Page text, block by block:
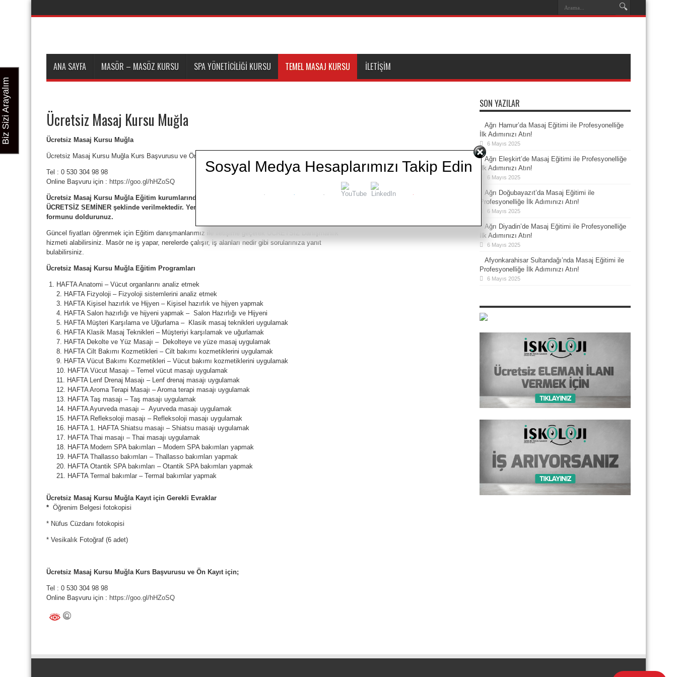
ANA SAYFA MASÖR – MASÖZ KURSU SPA YÖNETICILIĞI KURSU TEMEL MASAJ KURSU İLETIŞIM
Ücretsiz Masaj Kursu Muğla
Ücretsiz Masaj Kursu Muğla
Ücretsiz Masaj Kursu Muğla Kurs Başvurusu ve Ön Kayıt için;
Tel : 0 530 304 98 98
Online Başvuru için : https://goo.gl/hHZoSQ
Ücretsiz Masaj Kursu Muğla Eğitim kurumlarında dönem dönem tanıtım için eğitim kurumlarında
ÜCRETSİZ SEMİNER şeklinde verilmektedir. Yeni masaj teknikleri ve eğitim kurumları için iletişim
formunu doldurunuz.
Güncel fiyatları öğrenmek için Eğitim danışmanlarımız ile iletişime geçerek ÜCRETSİZ Danışmanlık
hizmeti alabilirsiniz. Masör ne iş yapar, nerelerde çalışır, iş alanları nedir gibi sorularınıza yanıt
bulabilirsiniz.
Ücretsiz Masaj Kursu Muğla Eğitim Programları
HAFTA Anatomi – Vücut organlarını analiz etmek
2. HAFTA Fizyoloji – Fizyoloji sistemlerini analiz etmek
3. HAFTA Kişisel hazırlık ve Hijyen – Kişisel hazırlık ve hijyen yapmak
4. HAFTA Salon hazırlığı ve hijyeni yapmak – Salon Hazırlığı ve Hijyeni
5. HAFTA Müşteri Karşılama ve Uğurlama – Klasik masaj teknikleri uygulamak
6. HAFTA Klasik Masaj Teknikleri – Müşteriyi karşılamak ve uğurlamak
7. HAFTA Dekolte ve Yüz Masajı – Dekolteye ve yüze masaj uygulamak
8. HAFTA Cilt Bakımı Kozmetikleri – Cilt bakımı kozmetiklerini uygulamak
9. HAFTA Vücut Bakımı Kozmetikleri – Vücut bakımı kozmetiklerini uygulamak
10. HAFTA Vücut Masajı – Temel vücut masajı uygulamak
11. HAFTA Lenf Drenaj Masajı – Lenf drenaj masajı uygulamak
12. HAFTA Aroma Terapi Masajı – Aroma terapi masajı uygulamak
13. HAFTA Taş masajı – Taş masajı uygulamak
14. HAFTA Ayurveda masajı – Ayurveda masajı uygulamak
15. HAFTA Refleksoloji masajı – Refleksoloji masajı uygulamak
16. HAFTA 1. HAFTA Shiatsu masajı – Shiatsu masajı uygulamak
17. HAFTA Thai masajı – Thai masajı uygulamak
18. HAFTA Modern SPA bakımları – Modern SPA bakımları yapmak
19. HAFTA Thallasso bakımları – Thallasso bakımları yapmak
20. HAFTA Otantik SPA bakımları – Otantik SPA bakımları yapmak
21. HAFTA Termal bakımlar – Termal bakımlar yapmak
Ücretsiz Masaj Kursu Muğla Kayıt için Gerekli Evraklar
* Öğrenim Belgesi fotokopisi
* Nüfus Cüzdanı fotokopisi
* Vesikalık Fotoğraf (6 adet)
Ücretsiz Masaj Kursu Muğla Kurs Başvurusu ve Ön Kayıt için;
Tel : 0 530 304 98 98
Online Başvuru için : https://goo.gl/hHZoSQ
SON YAZILAR
Ağrı Hamur’da Masaj Eğitimi ile Profesyonelliğe
İlk Adımınızı Atın!
6 Mayıs 2025
Ağrı Eleşkirt’de Masaj Eğitimi ile Profesyonelliğe
İlk Adımınızı Atın!
6 Mayıs 2025
Ağrı Doğubayazıt’da Masaj Eğitimi ile
Profesyonelliğe İlk Adımınızı Atın!
6 Mayıs 2025
Ağrı Diyadin’de Masaj Eğitimi ile Profesyonelliğe
İlk Adımınızı Atın!
6 Mayıs 2025
Afyonkarahisar Sultandağı’nda Masaj Eğitimi ile
Profesyonelliğe İlk Adımınızı Atın!
6 Mayıs 2025
Biz Sizi Arayalım
Sosyal Medya Hesaplarımızı Takip Edin